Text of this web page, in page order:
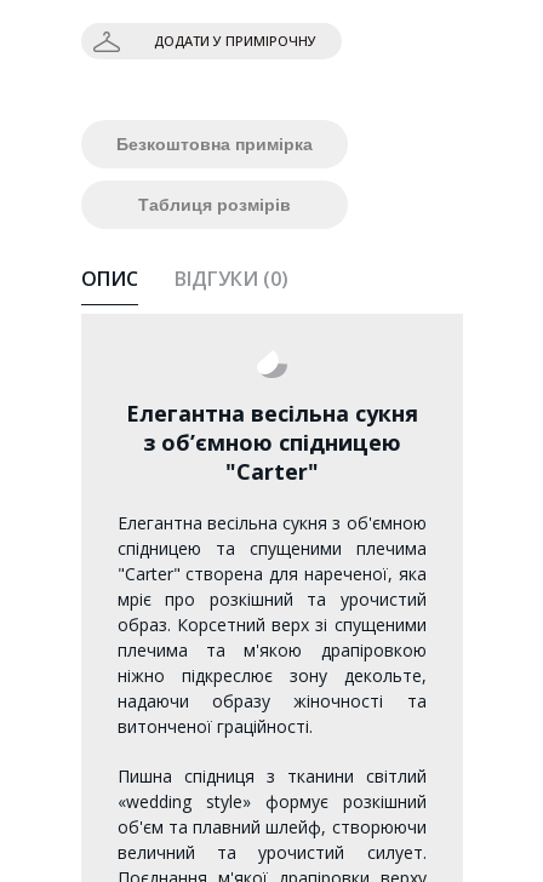
ДОДАТИ У ПРИМІРОЧНУ
Безкоштовна примірка
Таблиця розмірів
ОПИС ВІДГУКИ (0)
Елегантна весільна сукня
з об’ємною спідницею
"Carter"
Елегантна весільна сукня з об'ємною
спідницею та спущеними плечима
"Carter" створена для нареченої, яка
мріє про розкішний та урочистий
образ. Корсетний верх зі спущеними
плечима та м'якою драпіровкою
ніжно підкреслює зону декольте,
надаючи образу жіночності та
витонченої граційності.
Пишна спідниця з тканини світлий
«wedding style» формує розкішний
об'єм та плавний шлейф, створюючи
величний та урочистий силует.